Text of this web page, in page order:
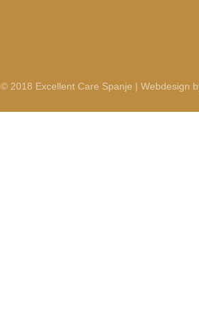
© 2018 Excellent Care Spanje | Webdesign